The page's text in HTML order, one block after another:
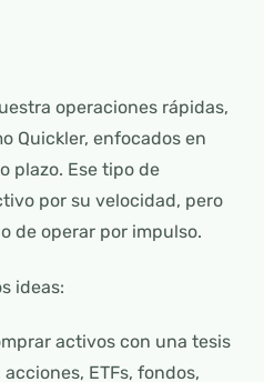
operaciones rápidas,
Quickler, enfocados en
plazo. Ese tipo de
por su velocidad, pero
de operar por impulso.
ideas:
activos con una tesis
ETFs, fondos,